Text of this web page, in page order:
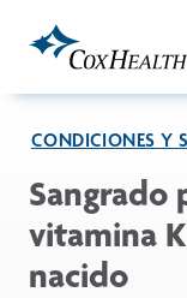
CONDICIONES Y
Sangrado
vitamina
nacido